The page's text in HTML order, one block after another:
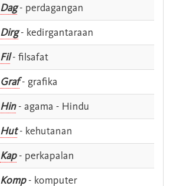
Dag- perdagangan
Dirg- kedirgantaraan
Fil- filsafat
Graf- grafika
Hin- agama - Hindu
Hut- kehutanan
Kap- perkapalan
Komp- komputer